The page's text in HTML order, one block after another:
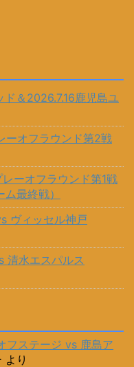
＆2026.7.16鹿児島ユ
ーオフラウンド第2戦
ーオフラウンド第1戦
最終戦）
ヴィッセル神戸
清水エスパルス
フステージ vs 鹿島ア
より